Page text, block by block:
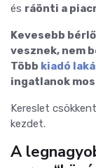
és ráönti a
Kevesebb
vesznek, nem
Több kiadó
ingatlanok
Kereslet
kezdet.
A